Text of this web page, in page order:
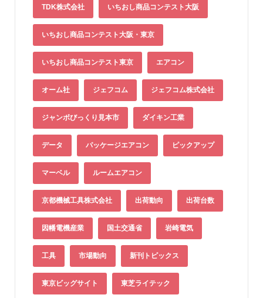
TDK株式会社 いちおし商品コンテスト大阪
いちおし商品コンテスト大阪・東京
いちおし商品コンテスト東京 エアコン
オーム社 ジェフコム ジェフコム株式会社
ジャンボびっくり見本市 ダイキン工業
データ パッケージエアコン ピックアップ
マーベル ルームエアコン
京都機械工具株式会社 出荷動向 出荷台数
因幡電機産業 国土交通省 岩崎電気
工具 市場動向 新刊トピックス
東京ビッグサイト 東芝ライテック